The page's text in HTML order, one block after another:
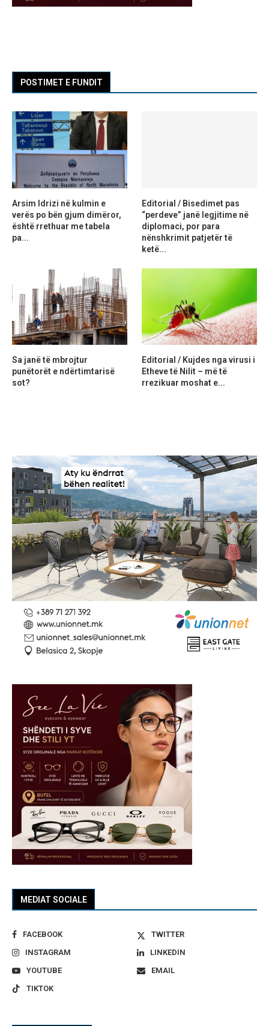
MEDIAT SOCIALE
FACEBOOK
TWITTER
INSTAGRAM
LINKEDIN
YOUTUBE
EMAIL
TIKTOK
POSTIMET E FUNDIT
Arsim Idrizi në kulmin e
verës po bën gjum dimëror,
është rrethuar me tabela
pa...
Editorial / Bisedimet pas
“perdeve” janë legjitime në
diplomaci, por para
nënshkrimit patjetër të
ketë...
Sa janë të mbrojtur
punëtorët e ndërtimtarisë
sot?
Editorial / Kujdes nga virusi i
Etheve të Nilit – më të
rrezikuar moshat e...